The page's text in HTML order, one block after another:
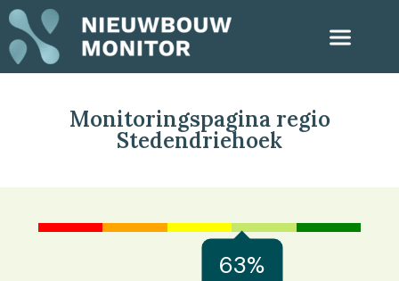
Monitoringspagina regio
Stedendriehoek
63%